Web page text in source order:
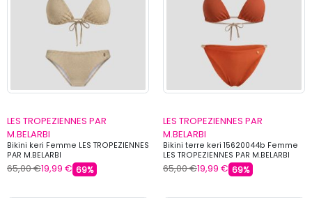
LES TROPEZIENNES PAR
M.BELARBI
Bikini keri Femme LES TROPEZIENNES
PAR M.BELARBI
65,00 €19,99 € 69%
LES TROPEZIENNES PAR
M.BELARBI
Bikini terre keri 15620044b Femme
LES TROPEZIENNES PAR M.BELARBI
65,00 €19,99 € 69%